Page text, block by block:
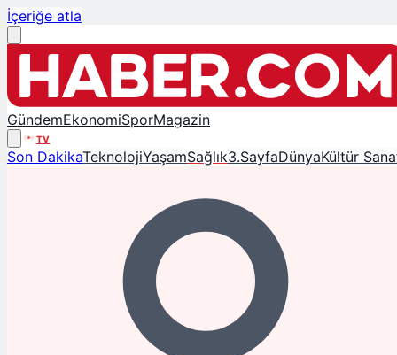
İçeriğe atla
GündemEkonomiSporMagazin
TV
Son DakikaTeknolojiYaşamSağlık3.SayfaDünyaKültür